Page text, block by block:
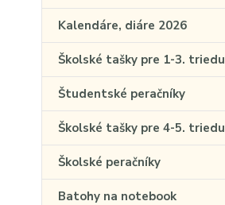
Kalendáre, diáre 2026
Školské tašky pre 1-3. triedu
Študentské peračníky
Školské tašky pre 4-5. triedu
Školské peračníky
Batohy na notebook